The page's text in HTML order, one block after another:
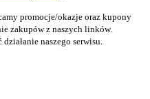
promocje/okazje oraz kupony
zakupów z naszych linków.
naszego serwisu.